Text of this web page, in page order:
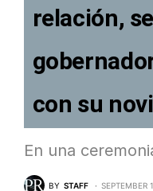
relación,
con su
En una
BY STAFF SEPTEMBER